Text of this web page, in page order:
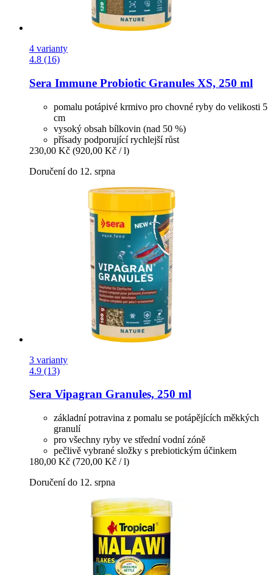
4 varianty
4.8 (16)
Sera Immune Probiotic Granules XS, 250 ml
pomalu potápivé krmivo pro chovné ryby do velikosti 5
cm
vysoký obsah bílkovin (nad 50 %)
přísady podporující rychlejší růst
230,00 Kč (920,00 Kč / l)
Doručení do 12. srpna
3 varianty
4.9 (13)
Sera Vipagran Granules, 250 ml
základní potravina z pomalu se potápějících měkkých
granulí
pro všechny ryby ve střední vodní zóně
pečlivě vybrané složky s prebiotickým účinkem
180,00 Kč (720,00 Kč / l)
Doručení do 12. srpna